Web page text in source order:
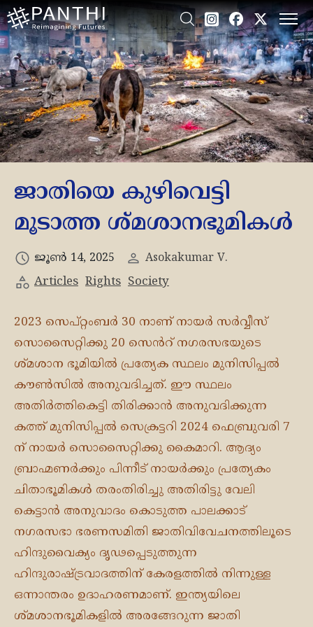
ജാതിയെ കുഴിവെട്ടി
മൂടാത്ത ശ്മശാനഭൂമികൾ
ജൂൺ 14, 2025 Asokakumar V.
Articles Rights Society
2023 സെപ്റ്റംബർ 30 നാണ് നായർ സർവ്വീസ്
സൊസൈറ്റിക്കു 20 സെൻറ് നഗരസഭയുടെ
ശ്മശാന ഭൂമിയിൽ പ്രത്യേക സ്ഥലം മുനിസിപ്പൽ
കൗൺസിൽ അനുവദിച്ചത്. ഈ സ്ഥലം
അതിർത്തികെട്ടി തിരിക്കാൻ അനുവദിക്കുന്ന
കത്ത് മുനിസിപ്പൽ സെക്രട്ടറി 2024 ഫെബ്രുവരി 7
ന് നായർ സൊസൈറ്റിക്കു കൈമാറി. ആദ്യം
ബ്രാഹ്മണർക്കും പിന്നീട് നായർക്കും പ്രത്യേകം
ചിതാഭൂമികൾ തരംതിരിച്ചു അതിരിട്ടു വേലി
കെട്ടാൻ അനുവാദം കൊടുത്ത പാലക്കാട്
നഗരസഭാ ഭരണസമിതി ജാതിവിവേചനത്തിലൂടെ
ഹിന്ദുവൈക്യം ദൃഢപ്പെടുത്തുന്ന
ഹിന്ദുരാഷ്ട്രവാദത്തിന് കേരളത്തിൽ നിന്നുള്ള
ഒന്നാന്തരം ഉദാഹരണമാണ്. ഇന്ത്യയിലെ
ശ്മശാനഭൂമികളിൽ അരങ്ങേറുന്ന ജാതി